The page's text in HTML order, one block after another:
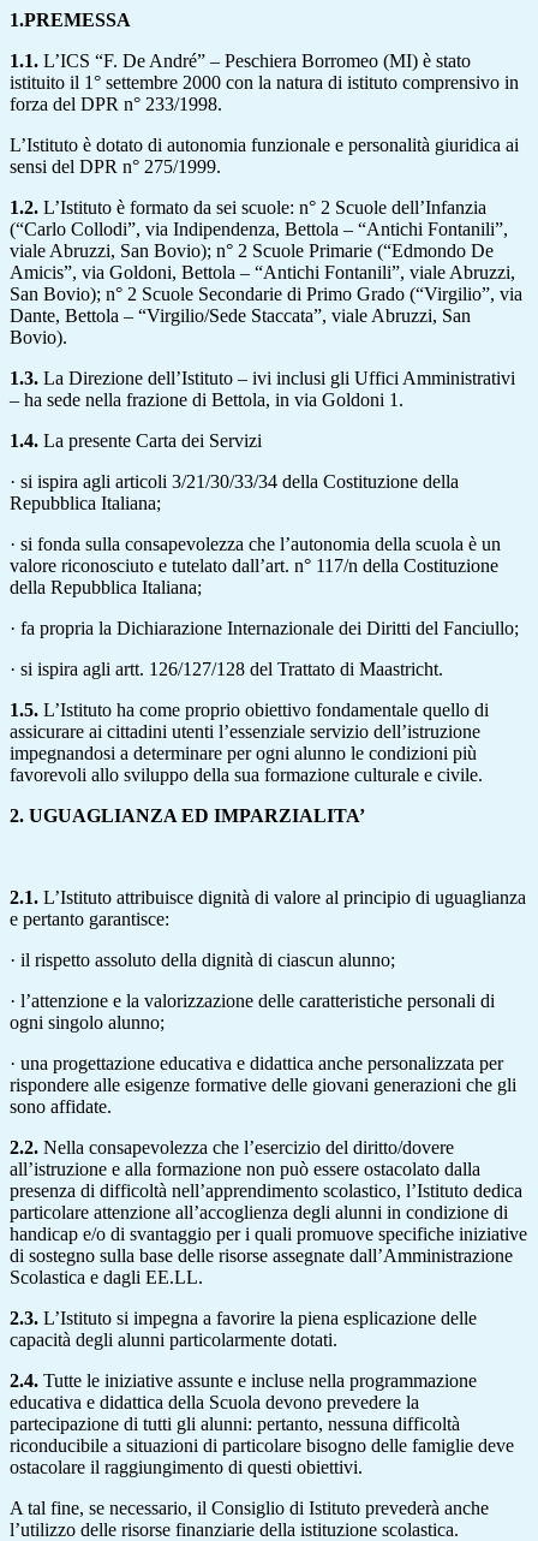
1.PREMESSA
1.1. L’ICS “F. De André” – Peschiera Borromeo (MI) è stato
istituito il 1° settembre 2000 con la natura di istituto comprensivo in
forza del DPR n° 233/1998.
L’Istituto è dotato di autonomia funzionale e personalità giuridica ai
sensi del DPR n° 275/1999.
1.2. L’Istituto è formato da sei scuole: n° 2 Scuole dell’Infanzia
(“Carlo Collodi”, via Indipendenza, Bettola – “Antichi Fontanili”,
viale Abruzzi, San Bovio); n° 2 Scuole Primarie (“Edmondo De
Amicis”, via Goldoni, Bettola – “Antichi Fontanili”, viale Abruzzi,
San Bovio); n° 2 Scuole Secondarie di Primo Grado (“Virgilio”, via
Dante, Bettola – “Virgilio/Sede Staccata”, viale Abruzzi, San
Bovio).
1.3. La Direzione dell’Istituto – ivi inclusi gli Uffici Amministrativi
– ha sede nella frazione di Bettola, in via Goldoni 1.
1.4. La presente Carta dei Servizi
· si ispira agli articoli 3/21/30/33/34 della Costituzione della
Repubblica Italiana;
· si fonda sulla consapevolezza che l’autonomia della scuola è un
valore riconosciuto e tutelato dall’art. n° 117/n della Costituzione
della Repubblica Italiana;
· fa propria la Dichiarazione Internazionale dei Diritti del Fanciullo;
· si ispira agli artt. 126/127/128 del Trattato di Maastricht.
1.5. L’Istituto ha come proprio obiettivo fondamentale quello di
assicurare ai cittadini utenti l’essenziale servizio dell’istruzione
impegnandosi a determinare per ogni alunno le condizioni più
favorevoli allo sviluppo della sua formazione culturale e civile.
2. UGUAGLIANZA ED IMPARZIALITA’
2.1. L’Istituto attribuisce dignità di valore al principio di uguaglianza
e pertanto garantisce:
· il rispetto assoluto della dignità di ciascun alunno;
· l’attenzione e la valorizzazione delle caratteristiche personali di
ogni singolo alunno;
· una progettazione educativa e didattica anche personalizzata per
rispondere alle esigenze formative delle giovani generazioni che gli
sono affidate.
2.2. Nella consapevolezza che l’esercizio del diritto/dovere
all’istruzione e alla formazione non può essere ostacolato dalla
presenza di difficoltà nell’apprendimento scolastico, l’Istituto dedica
particolare attenzione all’accoglienza degli alunni in condizione di
handicap e/o di svantaggio per i quali promuove specifiche iniziative
di sostegno sulla base delle risorse assegnate dall’Amministrazione
Scolastica e dagli EE.LL.
2.3. L’Istituto si impegna a favorire la piena esplicazione delle
capacità degli alunni particolarmente dotati.
2.4. Tutte le iniziative assunte e incluse nella programmazione
educativa e didattica della Scuola devono prevedere la
partecipazione di tutti gli alunni: pertanto, nessuna difficoltà
riconducibile a situazioni di particolare bisogno delle famiglie deve
ostacolare il raggiungimento di questi obiettivi.
A tal fine, se necessario, il Consiglio di Istituto prevederà anche
l’utilizzo delle risorse finanziarie della istituzione scolastica.